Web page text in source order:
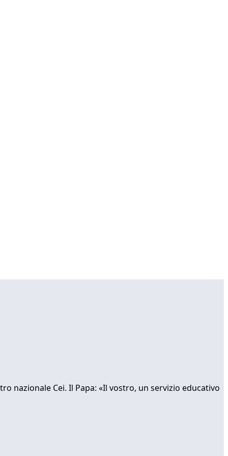
nazionale Cei. Il Papa: «Il vostro, un servizio educativo